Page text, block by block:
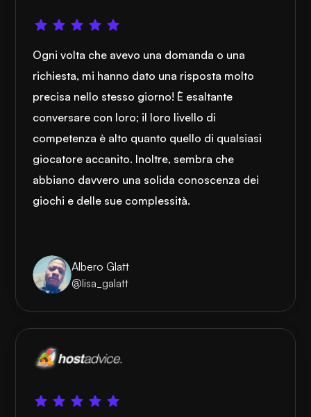
Ogni volta che avevo una domanda o una
richiesta, mi hanno dato una risposta molto
precisa nello stesso giorno! È esaltante
conversare con loro; il loro livello di
competenza è alto quanto quello di qualsiasi
giocatore accanito. Inoltre, sembra che
abbiano davvero una solida conoscenza dei
giochi e delle sue complessità.
Albero Glatt
@lisa_galatt